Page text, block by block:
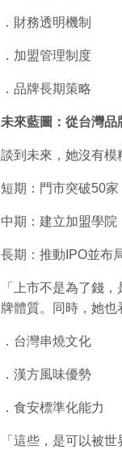
．財務透明機制
．加盟管理制度
．品牌長期策略
未來藍圖：從台灣品
談到未來，她沒有模
短期：門市突破50家
中期：建立加盟學院
長期：推動IPO並布
「上市不是為了錢
牌體質。同時，她也
．台灣串燒文化
．漢方風味優勢
．食安標準化能力
「這些，是可以被